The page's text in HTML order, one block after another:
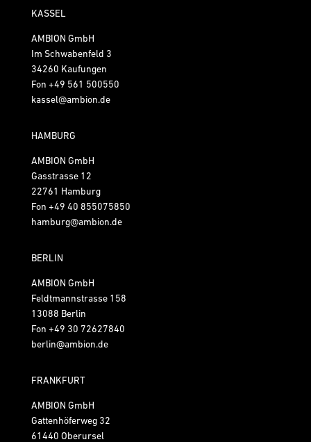
KASSEL
AMBION GmbH
Im Schwabenfeld 3
34260 Kaufungen
Fon +49 561 500550
kassel@ambion.de
HAMBURG
AMBION GmbH
Gasstrasse 12
22761 Hamburg
Fon +49 40 855075850
hamburg@ambion.de
BERLIN
AMBION GmbH
Feldtmannstrasse 158
13088 Berlin
Fon +49 30 72627840
berlin@ambion.de
FRANKFURT
AMBION GmbH
Gattenhöferweg 32
61440 Oberursel